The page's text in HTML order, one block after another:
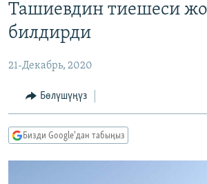
МАДАНИЯТ
УКРАИНА
ТВ ПРОГРАММАЛАР
БҮГҮН АЗАТТЫКТА
ПОДКАСТ
Русский
Ташиевдин тиешеси
билдирди
21-Декабрь, 2020
Бөлүшүңүз
Бизди Google'дан табыңыз